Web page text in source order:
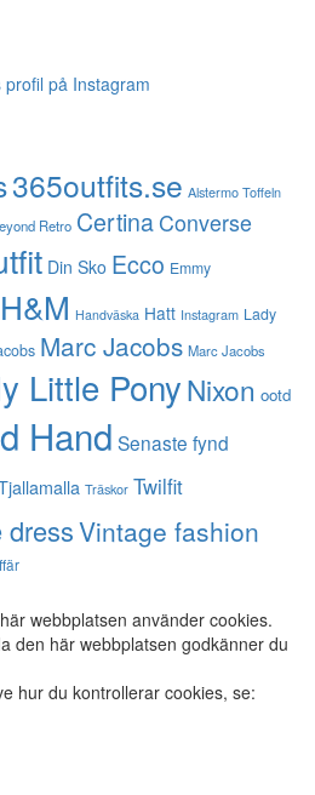
på Instagram
365outfits.se Alstermo Toffeln
Retro CertinaConverse
Din Sko Ecco Emmy
H&M Handväska Hatt Instagram Lady
Marc Jacobs Marc Jacobs
Little PonyNixon ootd
Hand Senaste fynd
Träskor Twilfit
dressVintage fashion
webbplatsen använder cookies.
den här webbplatsen godkänner du
hur du kontrollerar cookies, se: